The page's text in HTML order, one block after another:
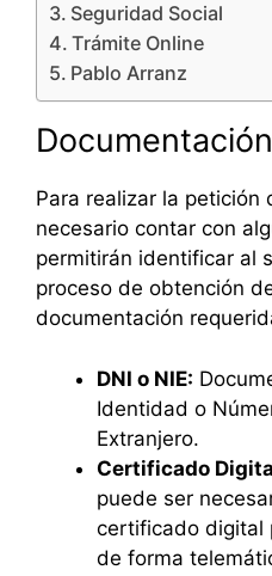
Seguridad Social
Trámite Online
Pablo Arranz
Para realizar la petición
necesario contar con
permitirán identificar al
proceso de obtención
documentación
DNI o NIE:
Identidad o
Extranjero.
Certificado
puede ser
certificado digital
de forma